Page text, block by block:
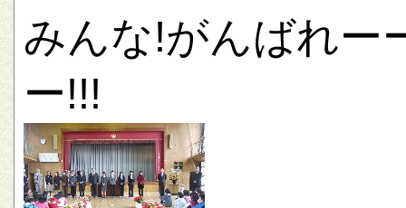
みんな!がんばれー
ー!!!